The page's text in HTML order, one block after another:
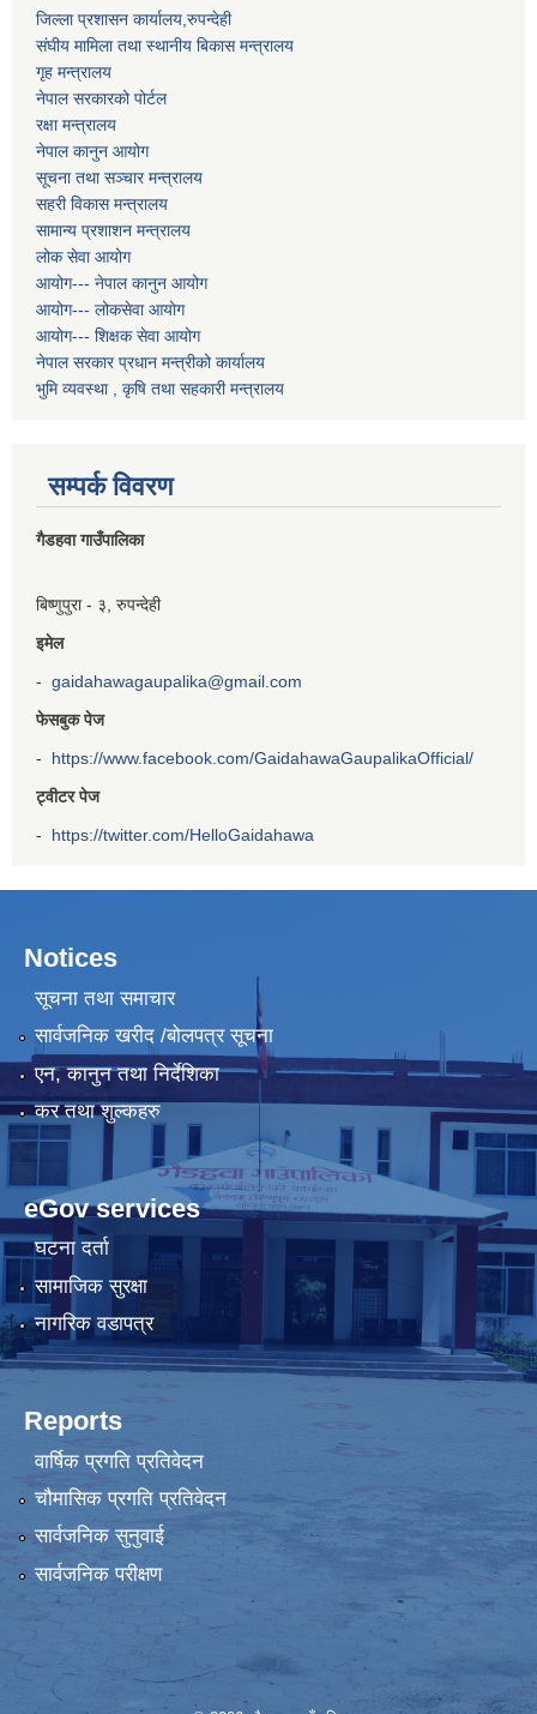
जिल्ला प्रशासन कार्यालय,रुपन्देही
संघीय मामिला तथा स्थानीय बिकास मन्त्रालय
गृह मन्त्रालय
नेपाल सरकारको पोर्टल
रक्षा मन्त्रालय
नेपाल कानुन आयोग
सूचना तथा सञ्चार मन्त्रालय
सहरी विकास मन्त्रालय
सामान्य प्रशाशन मन्त्रालय
लोक सेवा आयोग
आयोग--- नेपाल कानुन आयोग
आयोग--- लोकसेवा आयोग
आयोग--- शिक्षक सेवा आयोग
नेपाल सरकार प्रधान मन्त्रीको कार्यालय
भुमि व्यवस्था , कृषि तथा सहकारी मन्त्रालय
सम्पर्क विवरण
गैडहवा गाउँपालिका
बिष्णुपुरा - ३, रुपन्देही
इमेल
- gaidahawagaupalika@gmail.com
फेसबुक पेज
- https://www.facebook.com/GaidahawaGaupalikaOfficial/
ट्वीटर पेज
- https://twitter.com/HelloGaidahawa
Notices
सूचना तथा समाचार
सार्वजनिक खरीद /बोलपत्र सूचना
एन, कानुन तथा निर्देशिका
कर तथा शुल्कहरु
eGov services
घटना दर्ता
सामाजिक सुरक्षा
नागरिक वडापत्र
Reports
वार्षिक प्रगति प्रतिवेदन
चौमासिक प्रगति प्रतिवेदन
सार्वजनिक सुनुवाई
सार्वजनिक परीक्षण